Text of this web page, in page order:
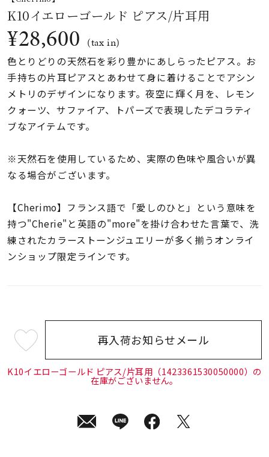
ファッションテイス
ト
着用シーン
コレクション
レディース
リングサイズ
リングサイズ
～
価格 ¥0
K10イエローゴールド ピアス/片耳用
¥28,600 (tax in)
色とりどりの天然石を彩り豊かにあしらったピアス。お
手持ちの片耳ピアスとあわせて身に着けることでアシン
メトリのデザインになります。夜空に輝く月を、レモン
クォーツ、サファイア、トパーズで表現したデコラティ
ブなアイテムです。
※天然石を使用しているため、実際の色味や風合いが異
なる場合がございます。
【Cherimo】フランス語で「愛しのひと」という意味を
持つ"Cherie"と英語の"more"を掛け合わせた言葉で、洗
練されたカラーストーンジュエリーが多く揃うオンライ
ンショップ限定ラインです。
¥28,600 (tax
in)
再入荷お知らせメール
K10イエローゴールド ピアス/片耳用（1423361530050000）の
在庫がございません。